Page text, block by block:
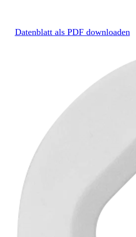
Datenblatt als PDF downloaden